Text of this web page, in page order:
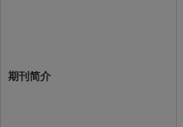
期刊简介